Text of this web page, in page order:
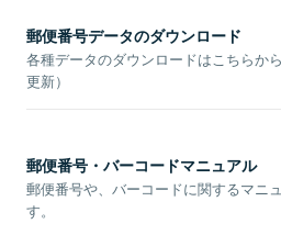
郵便番号データのダウンロード
各種データのダウンロードはこちらか
更新）
郵便番号・バーコードマニュアル
郵便番号や、バーコードに関するマニ
す。